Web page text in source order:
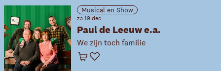
Musical en Show
za 19 dec
Paul de Leeuw e.a.
We zijn toch familie
Winkelwagen
Favoriet